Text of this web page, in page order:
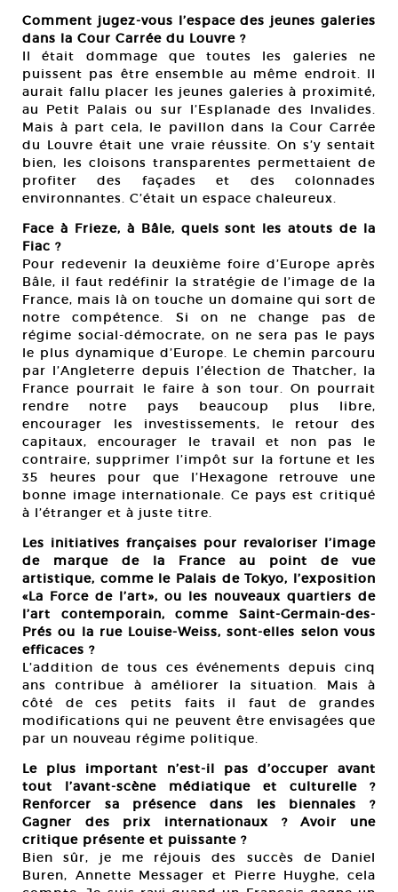
Comment jugez-vous l’espace des jeunes galeries
dans la Cour Carrée du Louvre ?
Il était dommage que toutes les galeries ne
puissent pas être ensemble au même endroit. Il
aurait fallu placer les jeunes galeries à proximité,
au Petit Palais ou sur l’Esplanade des Invalides.
Mais à part cela, le pavillon dans la Cour Carrée
du Louvre était une vraie réussite. On s’y sentait
bien, les cloisons transparentes permettaient de
profiter des façades et des colonnades
environnantes. C’était un espace chaleureux.
Face à Frieze, à Bâle, quels sont les atouts de la
Fiac ?
Pour redevenir la deuxième foire d’Europe après
Bâle, il faut redéfinir la stratégie de l’image de la
France, mais là on touche un domaine qui sort de
notre compétence. Si on ne change pas de
régime social-démocrate, on ne sera pas le pays
le plus dynamique d’Europe. Le chemin parcouru
par l’Angleterre depuis l’élection de Thatcher, la
France pourrait le faire à son tour. On pourrait
rendre notre pays beaucoup plus libre,
encourager les investissements, le retour des
capitaux, encourager le travail et non pas le
contraire, supprimer l’impôt sur la fortune et les
35 heures pour que l’Hexagone retrouve une
bonne image internationale. Ce pays est critiqué
à l’étranger et à juste titre.
Les initiatives françaises pour revaloriser l’image
de marque de la France au point de vue
artistique, comme le Palais de Tokyo, l’exposition
«La Force de l’art», ou les nouveaux quartiers de
l’art contemporain, comme Saint-Germain-des-
Prés ou la rue Louise-Weiss, sont-elles selon vous
efficaces ?
L’addition de tous ces événements depuis cinq
ans contribue à améliorer la situation. Mais à
côté de ces petits faits il faut de grandes
modifications qui ne peuvent être envisagées que
par un nouveau régime politique.
Le plus important n’est-il pas d’occuper avant
tout l’avant-scène médiatique et culturelle ?
Renforcer sa présence dans les biennales ?
Gagner des prix internationaux ? Avoir une
critique présente et puissante ?
Bien sûr, je me réjouis des succès de Daniel
Buren, Annette Messager et Pierre Huyghe, cela